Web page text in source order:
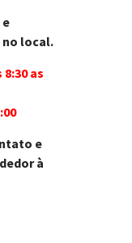
local.
8:30 as
e
à